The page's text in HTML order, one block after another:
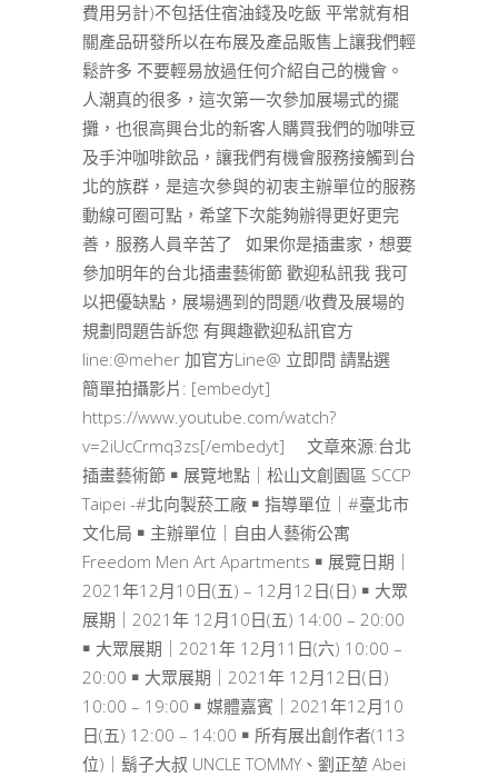
費用另計)不包括住宿油錢及吃飯 平常就有相
關產品研發所以在布展及產品販售上讓我們輕
鬆許多 不要輕易放過任何介紹自己的機會。
人潮真的很多，這次第一次參加展場式的擺
攤，也很高興台北的新客人購買我們的咖啡豆
及手沖咖啡飲品，讓我們有機會服務接觸到台
北的族群，是這次參與的初衷主辦單位的服務
動線可圈可點，希望下次能夠辦得更好更完
善，服務人員辛苦了 如果你是插畫家，想要
參加明年的台北插畫藝術節 歡迎私訊我 我可
以把優缺點，展場遇到的問題/收費及展場的
規劃問題告訴您 有興趣歡迎私訊官方
line:@meher 加官方Line@ 立即問 請點選
簡單拍攝影片: [embedyt]
https://www.youtube.com/watch?
v=2iUcCrmq3zs[/embedyt] 文章來源:台北
插畫藝術節 ￭ 展覽地點｜松山文創園區 SCCP
Taipei -#北向製菸工廠 ￭ 指導單位｜#臺北市
文化局 ￭ 主辦單位｜自由人藝術公寓
Freedom Men Art Apartments ￭ 展覽日期｜
2021年12月10日(五) – 12月12日(日) ￭ 大眾
展期｜2021年 12月10日(五) 14:00 – 20:00
￭ 大眾展期｜2021年 12月11日(六) 10:00 –
20:00 ￭ 大眾展期｜2021年 12月12日(日)
10:00 – 19:00 ￭ 媒體嘉賓｜2021年12月10
日(五) 12:00 – 14:00 ￭ 所有展出創作者(113
位)｜鬍子大叔 UNCLE TOMMY、劉正堃 Abei